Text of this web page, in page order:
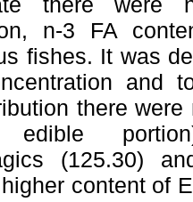
n-3 FA
fishes. It was
and
there
edible
(125.30)
content of